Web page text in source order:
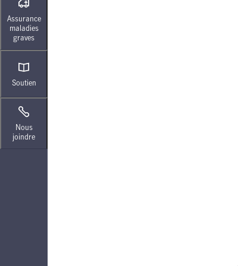
Assurance
maladies
graves
Soutien
Nous
joindre